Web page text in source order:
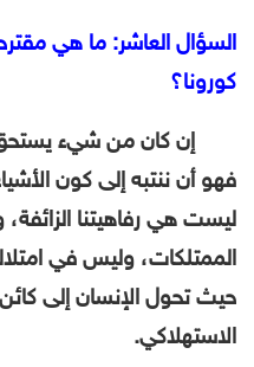
السؤال العاشر: ما هي
كورونا؟
إن كان من شيء يستحق
فهو أن ننتبه إلى كون
ليست هي رفاهيتنا
الممتلكات، وليس في
حيث تحول الإنسان إلى
الاستهلاكي.